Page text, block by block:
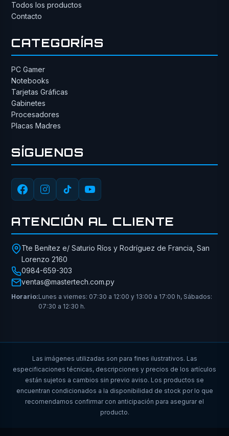
Todos los productos
Contacto
CATEGORÍAS
PC Gamer
Notebooks
Tarjetas Gráficas
Gabinetes
Procesadores
Placas Madres
SÍGUENOS
ATENCIÓN AL CLIENTE
Tte Benítez e/ Saturio Ríos y Rodríguez de Francia, San
Lorenzo 2160
0984-659-303
ventas@mastertech.com.py
Horario:Lunes a viernes: 07:30 a 12:00 y 13:00 a 17:00 h, Sábados:
07:30 a 12:30 h.
Las imágenes utilizadas son para fines ilustrativos. Las
especificaciones técnicas, descripciones y precios de los artículos
están sujetos a cambios sin previo aviso. Los productos se
encuentran condicionados a la disponibilidad de stock por lo que
recomendamos confirmar con anticipación para asegurar el
producto.